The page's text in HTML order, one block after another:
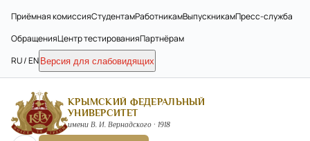
Приёмная комиссияСтудентамРаботникамВыпускникамПресс-служба
ОбращенияЦентр тестированияПартнёрам
RU / EN Версия для слабовидящих
КРЫМСКИЙ ФЕДЕРАЛЬНЫЙ
УНИВЕРСИТЕТ
имени В. И. Вернадского · 1918